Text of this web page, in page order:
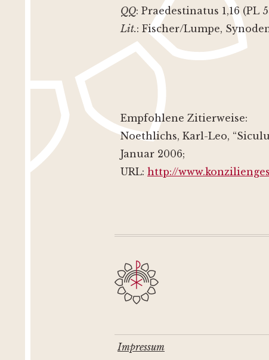
QQ: Praedestinatus 1,16 (PL
Lit.: Fischer/Lumpe,
Empfohlene Zitierweise:
Noethlichs, Karl-Leo,
Januar 2006;
URL: http://
Impressum